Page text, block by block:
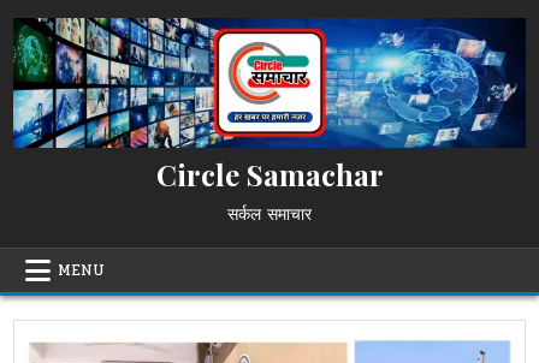
to
content
Circle Samachar
सर्कल समाचार
MENU